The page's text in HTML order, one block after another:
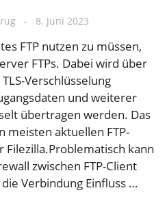
- 8. Juni 2023
FTP nutzen zu müssen,
FTPs. Dabei wird über
Verschlüsselung
und weiterer
übertragen werden. Das
aktuellen FTP-
Filezilla.Problematisch kann
zwischen FTP-Client
Verbindung Einfluss …